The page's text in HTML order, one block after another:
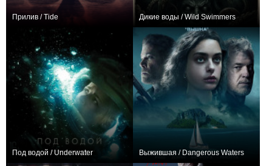
Прилив / Tide Дикие воды / Wild Swimmers
Под водой / Underwater Выжившая / Dangerous Waters